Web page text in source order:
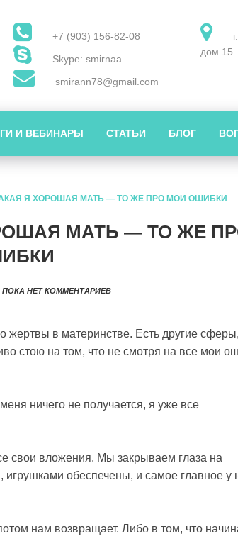
дом 15
+7 (903) 156-82-08
Skype: smirnaa
smirann78@gmail.com
И ВЕБИНАРЫ СТАТЬИ БЛОГ
Я ХОРОШАЯ МАТЬ — ТО ЖЕ ПРО МОИ ОШИБКИ
МАТЬ — ТО ЖЕ
ПОКА НЕТ КОММЕНТАРИЕВ
жертвы в материнстве. Есть другие
стою на том, что не смотря на все мои
ничего не получается, я уже все
свои вложения. Мы закрываем глаза на
обеспечены, и самое главное у
нам возвращает. Либо в том, что